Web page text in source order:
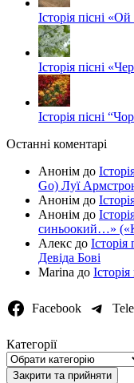
Історія пісні
Історія пісні
Історія пісні
Останні коментарі
Анонім до
Go) Луї
Анонім до
Анонім до
синьоокий…»
Алекс до
Девіда Бові
Marina до
Facebook
Категорії
Категорії